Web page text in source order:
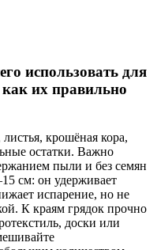
использовать для
их правильно
крошёная кора,
остатки. Важно
пыли и без семян
см: он удерживает
испарение, но не
К краям грядок прочно
доски или